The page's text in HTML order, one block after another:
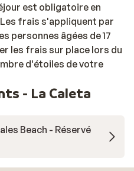
est obligatoire en
frais s'appliquent par
personnes âgées de 17
les frais sur place lors du
d'étoiles de votre
- La Caleta
Beach - Réservé